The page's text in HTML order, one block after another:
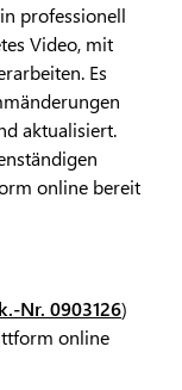
professionell
Video, mit
Es
aktualisiert.
online bereit
Nr. 0903126)
online